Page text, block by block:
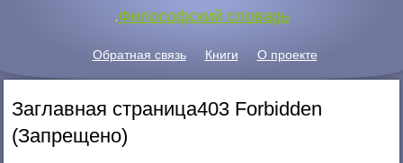
.Философский словарь
Обратная связь Книги О проекте
Заглавная страница403 Forbidden
(Запрещено)